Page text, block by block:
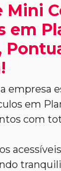
Mini
em
empresa
em
com